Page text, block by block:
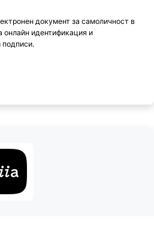
документ за самоличност в
онлайн идентификация и
подписи.